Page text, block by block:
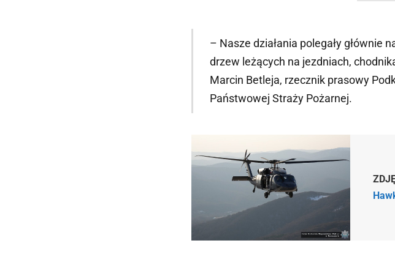
– Nasze działania polegały głównie
drzew leżących na jezdniach,
Marcin Betleja, rzecznik prasowy
Państwowej Straży Pożarnej.